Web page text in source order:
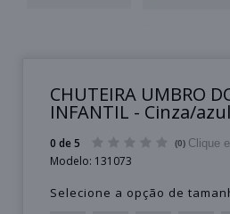
CHUTEIRA UMBRO
INFANTIL - Cinza/azul
0 de 5 (0) Clique
Modelo: 131073
Selecione a opção de